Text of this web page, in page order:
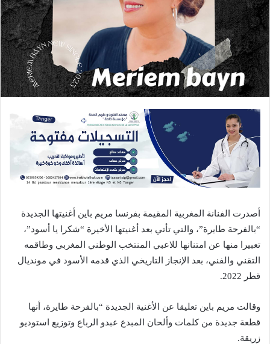
أصدرت الفنانة المغربية المقيمة بفرنسا مريم باين أغنيتها الجديدة
“بالفرحة طايرة”، والتي تأتي بعد أغنيتها الأخيرة “شكرا يا أسود”،
تعبيرا منها عن امتنانها للاعبي المنتخب الوطني المغربي وطاقمه
التقني والفني، بعد الإنجاز التاريخي الذي قدمه الأسود في مونديال
قطر 2022.
وقالت مريم باين تعليقا عن الأغنية الجديدة “بالفرحة طايرة، أنها
قطعة جديدة من كلمات وألحان المبدع عبدو الرباع وتوزيع استوديو
زريقة.